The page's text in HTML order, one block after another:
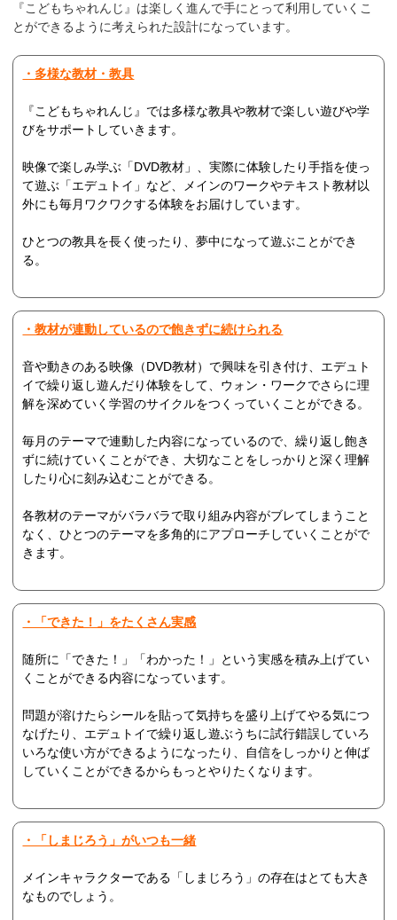
『こどもちゃれんじ』は楽しく進んで手にとって利用していくこ
とができるように考えられた設計になっています。
・多様な教材・教具
『こどもちゃれんじ』では多様な教具や教材で楽しい遊びや学
びをサポートしていきます。
映像で楽しみ学ぶ「DVD教材」、実際に体験したり手指を使っ
て遊ぶ「エデュトイ」など、メインのワークやテキスト教材以
外にも毎月ワクワクする体験をお届けしています。
ひとつの教具を長く使ったり、夢中になって遊ぶことができ
る。
・教材が連動しているので飽きずに続けられる
音や動きのある映像（DVD教材）で興味を引き付け、エデュト
イで繰り返し遊んだり体験をして、ウォン・ワークでさらに理
解を深めていく学習のサイクルをつくっていくことができる。
毎月のテーマで連動した内容になっているので、繰り返し飽き
ずに続けていくことができ、大切なことをしっかりと深く理解
したり心に刻み込むことができる。
各教材のテーマがバラバラで取り組み内容がブレてしまうこと
なく、ひとつのテーマを多角的にアプローチしていくことがで
きます。
・「できた！」をたくさん実感
随所に「できた！」「わかった！」という実感を積み上げてい
くことができる内容になっています。
問題が溶けたらシールを貼って気持ちを盛り上げてやる気につ
なげたり、エデュトイで繰り返し遊ぶうちに試行錯誤していろ
いろな使い方ができるようになったり、自信をしっかりと伸ば
していくことができるからもっとやりたくなります。
・「しまじろう」がいつも一緒
メインキャラクターである「しまじろう」の存在はとても大き
なものでしょう。